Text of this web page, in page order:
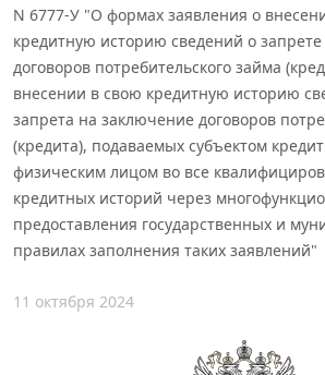
N 6777-У "О формах заявления о
кредитную историю сведений о
договоров потребительского займа
внесении в свою кредитную историю
запрета на заключение договоров
(кредита), подаваемых субъектом
физическим лицом во все
кредитных историй через
предоставления государственных и
правилах заполнения таких заявлений"
11 октября 2024